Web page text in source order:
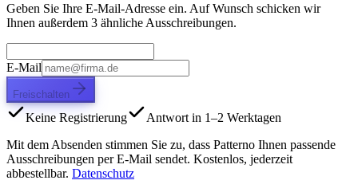
Geben Sie Ihre E-Mail-Adresse ein. Auf Wunsch schicken wir
Ihnen außerdem 3 ähnliche Ausschreibungen.
E-Mail
Freischalten
Keine Registrierung
Antwort in 1–2 Werktagen
Mit dem Absenden stimmen Sie zu, dass Patterno Ihnen passende
Ausschreibungen per E-Mail sendet. Kostenlos, jederzeit
abbestellbar. Datenschutz